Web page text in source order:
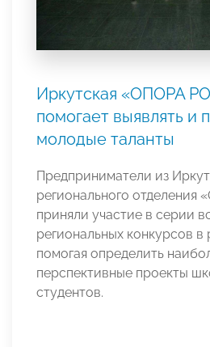
Иркутская «ОПОРА
помогает выявлять и
молодые таланты
Предприниматели из
регионального
приняли участие в серии
региональных конкурсов
помогая определить
перспективные проекты
студентов.